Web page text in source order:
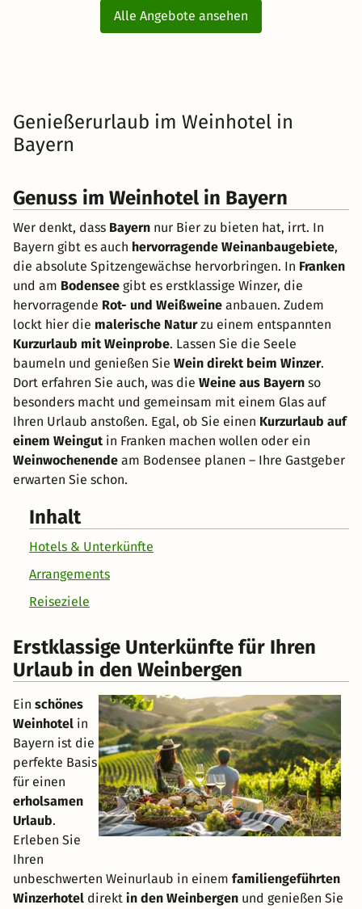
Alle Angebote ansehen
Genießerurlaub im Weinhotel in
Bayern
Genuss im Weinhotel in Bayern
Wer denkt, dass Bayern nur Bier zu bieten hat, irrt. In
Bayern gibt es auch hervorragende Weinanbaugebiete,
die absolute Spitzengewächse hervorbringen. In Franken
und am Bodensee gibt es erstklassige Winzer, die
hervorragende Rot- und Weißweine anbauen. Zudem
lockt hier die malerische Naturzu einem entspannten
Kurzurlaub mit Weinprobe. Lassen Sie die Seele
baumeln und genießen Sie Wein direkt beim Winzer.
Dort erfahren Sie auch, was die Weine aus Bayern so
besonders macht und gemeinsam mit einem Glas auf
Ihren Urlaub anstoßen. Egal, ob Sie einen Kurzurlaub auf
einem Weingutin Franken machen wollen oder ein
Weinwochenende am Bodensee planen – Ihre Gastgeber
erwarten Sie schon.
Inhalt
Hotels & Unterkünfte
Arrangements
Reiseziele
Erstklassige Unterkünfte für Ihren
Urlaub in den Weinbergen
Ein schönes
Weinhotel in
Bayern ist die
perfekte Basis
für einen
erholsamen
Urlaub.
Erleben Sie
Ihren
unbeschwerten Weinurlaub in einem familiengeführten
Winzerhotel direkt in den Weinbergen und genießen Sie